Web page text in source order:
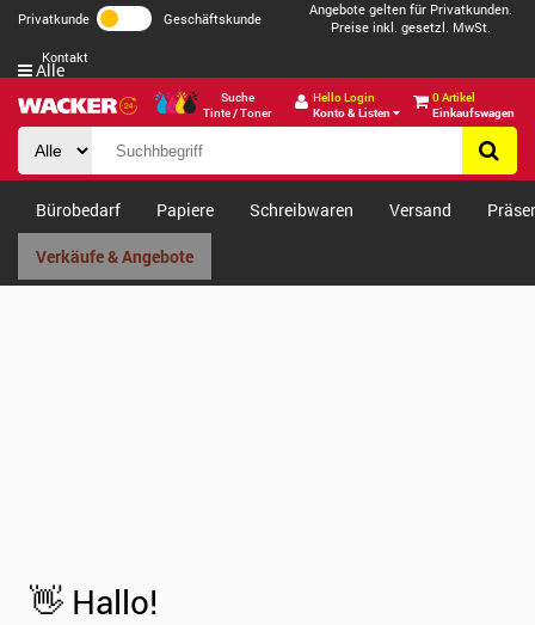
Privatkunde Geschäftskunde
Angebote gelten für Privatkunden.
Preise inkl. gesetzl. MwSt.
Kontakt
Suche
Tinte / Toner
Hello Login
Konto & Listen
0 Artikel
Einkaufswagen
Alle
Bürobedarf Papiere Schreibwaren Versand
Verkäufe & Angebote
👋 Hallo!